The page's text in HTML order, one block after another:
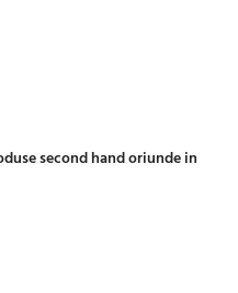
second hand oriunde in